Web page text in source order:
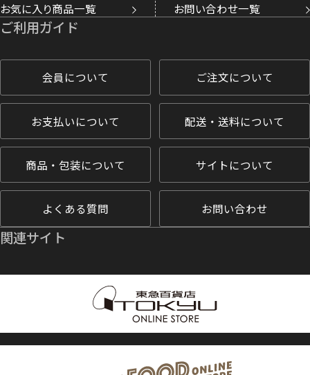
お気に入り商品一覧
お問い合わせ一覧
ご利用ガイド
会員について ご注文について
お支払いについて 配送・送料について
商品・包装について サイトについて
よくある質問 お問い合わせ
関連サイト